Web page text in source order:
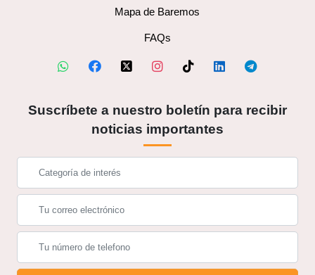
Mapa de Baremos
FAQs
Suscríbete a nuestro boletín para recibir
noticias importantes